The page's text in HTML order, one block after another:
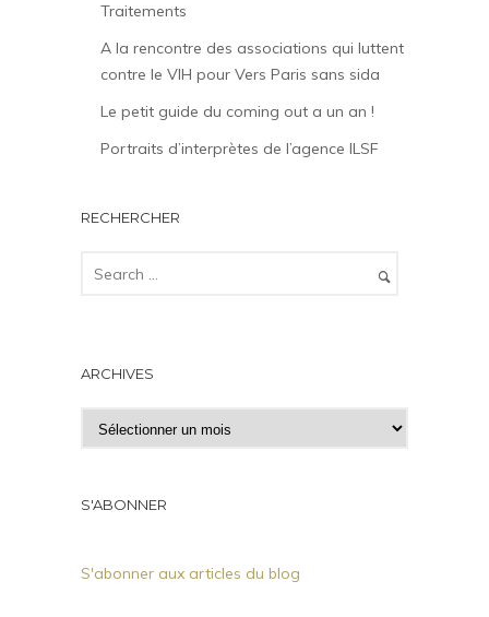
Traitements
A la rencontre des associations qui luttent
contre le VIH pour Vers Paris sans sida
Le petit guide du coming out a un an !
Portraits d’interprètes de l’agence ILSF
RECHERCHER
ARCHIVES
r
h
e
S'ABONNER
S'abonner aux articles du blog